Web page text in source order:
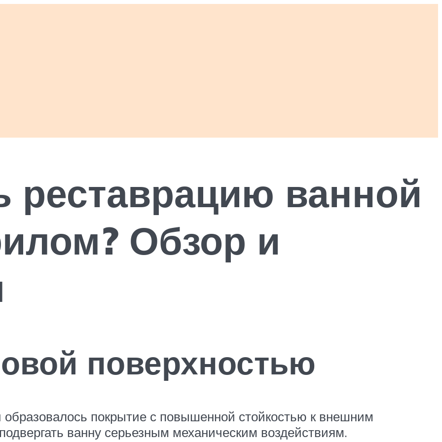
реставрацию ванной
Обзор и
поверхностью
покрытие с повышенной стойкостью к внешним
ванну серьезным механическим воздействиям.